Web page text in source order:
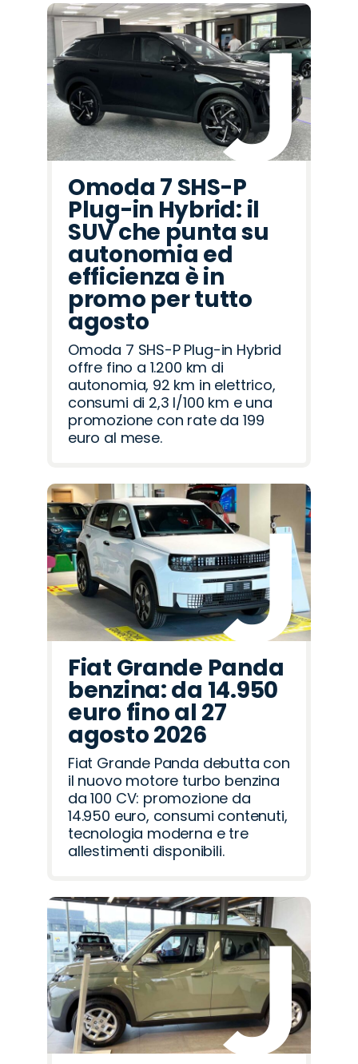
Omoda 7 SHS-P
Plug-in Hybrid: il
SUV che punta su
autonomia ed
efficienza è in
promo per tutto
agosto
Omoda 7 SHS-P Plug-in Hybrid
offre fino a 1.200 km di
autonomia, 92 km in elettrico,
consumi di 2,3 l/100 km e una
promozione con rate da 199
euro al mese.
Fiat Grande Panda
benzina: da 14.950
euro fino al 27
agosto 2026
Fiat Grande Panda debutta con
il nuovo motore turbo benzina
da 100 CV: promozione da
14.950 euro, consumi contenuti,
tecnologia moderna e tre
allestimenti disponibili.